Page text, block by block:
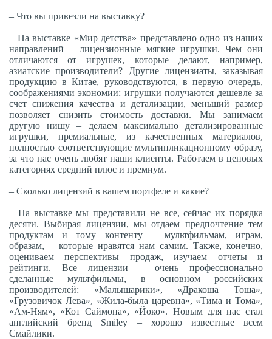
– Что вы привезли на выставку?
– На выставке «Мир детства» представлено одно из наших
направлений – лицензионные мягкие игрушки. Чем они
отличаются от игрушек, которые делают, например,
азиатские производители? Другие лицензиаты, заказывая
продукцию в Китае, руководствуются, в первую очередь,
соображениями экономии: игрушки получаются дешевле за
счет снижения качества и детализации, меньший размер
позволяет снизить стоимость доставки. Мы занимаем
другую нишу – делаем максимально детализированные
игрушки, премиальные, из качественных материалов,
полностью соответствующие мультипликационному образу,
за что нас очень любят наши клиенты. Работаем в ценовых
категориях средний плюс и премиум.
– Сколько лицензий в вашем портфеле и какие?
– На выставке мы представили не все, сейчас их порядка
десяти. Выбирая лицензии, мы отдаем предпочтение тем
продуктам и тому контенту – мультфильмам, играм,
образам, – которые нравятся нам самим. Также, конечно,
оцениваем перспективы продаж, изучаем отчеты и
рейтинги. Все лицензии – очень профессионально
сделанные мультфильмы, в основном российских
производителей: «Малышарики», «Дракоша Тоша»,
«Грузовичок Лева», «Жила-была царевна», «Тима и Тома»,
«Ам-Ням», «Кот Саймона», «Йоко». Новым для нас стал
английский бренд Smiley – хорошо известные всем
Смайлики.